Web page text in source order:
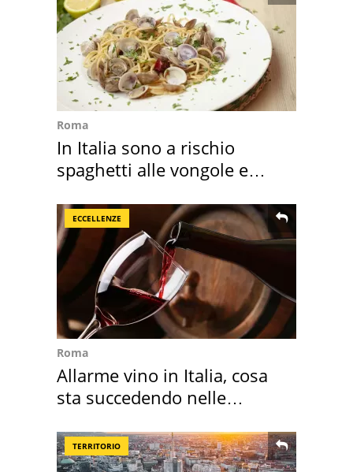
Roma
In Italia sono a rischio
spaghetti alle vongole e
ECCELLENZE
Roma
Allarme vino in Italia, cosa
sta succedendo nelle
TERRITORIO